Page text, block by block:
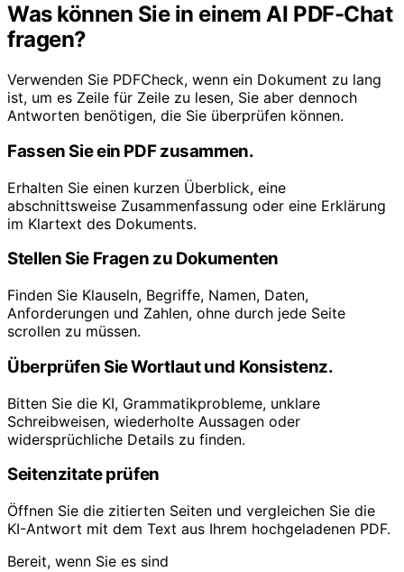
Was können Sie in einem AI PDF-Chat
fragen?
Verwenden Sie PDFCheck, wenn ein Dokument zu lang
ist, um es Zeile für Zeile zu lesen, Sie aber dennoch
Antworten benötigen, die Sie überprüfen können.
Fassen Sie ein PDF zusammen.
Erhalten Sie einen kurzen Überblick, eine
abschnittsweise Zusammenfassung oder eine Erklärung
im Klartext des Dokuments.
Stellen Sie Fragen zu Dokumenten
Finden Sie Klauseln, Begriffe, Namen, Daten,
Anforderungen und Zahlen, ohne durch jede Seite
scrollen zu müssen.
Überprüfen Sie Wortlaut und Konsistenz.
Bitten Sie die KI, Grammatikprobleme, unklare
Schreibweisen, wiederholte Aussagen oder
widersprüchliche Details zu finden.
Seitenzitate prüfen
Öffnen Sie die zitierten Seiten und vergleichen Sie die
KI-Antwort mit dem Text aus Ihrem hochgeladenen PDF.
Bereit, wenn Sie es sind